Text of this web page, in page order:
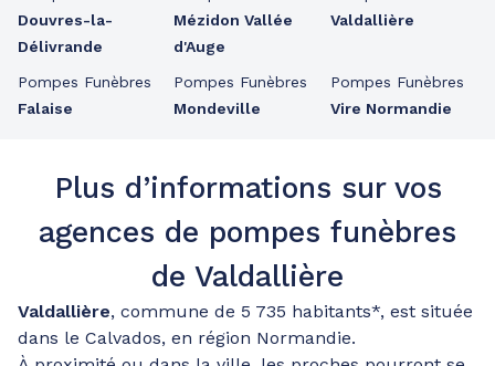
Douvres-la-
Délivrande
Pompes Funèbres
Falaise
Mézidon Vallée
d'Auge
Pompes Funèbres
Mondeville
Valdallière
Pompes Funèbres
Vire Normandie
Plus d’informations sur vos
agences de pompes funèbres
de Valdallière
Valdallière, commune de 5 735 habitants*, est située
dans le Calvados, en région Normandie.